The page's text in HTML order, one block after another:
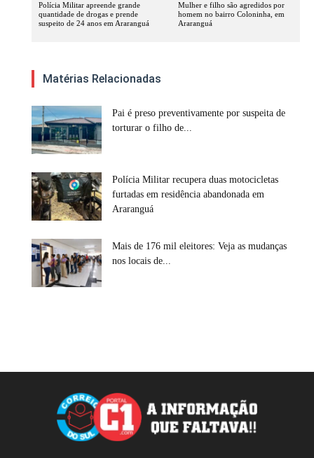
Polícia Militar apreende grande
quantidade de drogas e prende
suspeito de 24 anos em Araranguá
Mulher e filho são agredidos por
homem no bairro Coloninha, em
Araranguá
Matérias Relacionadas
Pai é preso preventivamente por suspeita de
torturar o filho de...
Polícia Militar recupera duas motocicletas
furtadas em residência abandonada em
Araranguá
Mais de 176 mil eleitores: Veja as mudanças
nos locais de...